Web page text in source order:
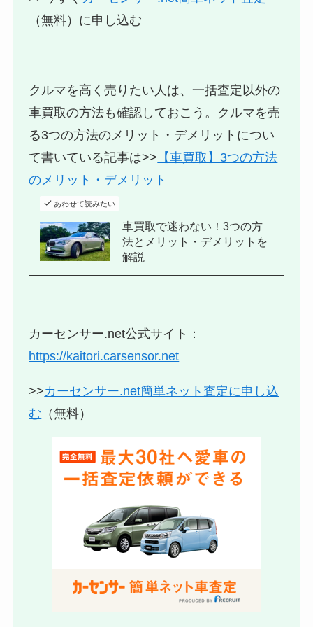
（無料）に申し込む
クルマを高く売りたい人は、一括査定以外の
車買取の方法も確認しておこう。クルマを売
る3つの方法のメリット・デメリットについ
て書いている記事は>> 【車買取】3つの方法
のメリット・デメリット
あわせて読みたい
車買取で迷わない！3つの方
法とメリット・デメリットを
解説
カーセンサー.net公式サイト：
https://kaitori.carsensor.net
>>カーセンサー.net簡単ネット査定に申し込
む （無料）